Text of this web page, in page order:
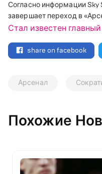
Согласно информации Sky
завершает переход в
Стал известен
share on facebook
Арсенал
Похожие